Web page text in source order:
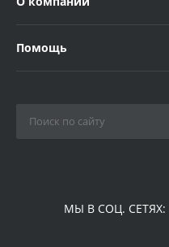
Помощь
МЫ В СОЦ. СЕТЯХ: